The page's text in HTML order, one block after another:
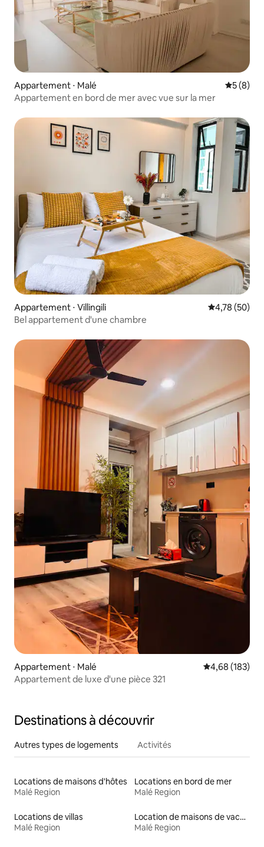
Appartement ⋅ Malé
5 (8)
Appartement en bord de mer avec vue sur la mer
Appartement ⋅ Villingili Évaluation
4,78 (50)
Bel appartement d'une chambre
Appartement ⋅ Malé Évaluation
4,68 (183)
Appartement de luxe d'une pièce 321
Destinations à découvrir
Autres types de logements Activités
Locations de maisons d'hôtes
Malé Region
Locations en bord de mer
Malé Region
Locations de villas
Malé Region
Location de maisons de vacances
Malé Region